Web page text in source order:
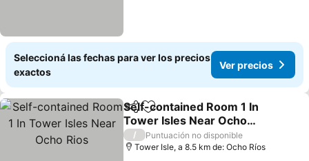
Seleccioná las fechas para ver los precios
exactos
Ver precios
CompartirAñadir a favoritos
Self-contained Room 1 In
Tower Isles Near Ocho
Rios
/
Puntuación no disponible
Tower Isle, a 8.5 km de: Ocho Ríos